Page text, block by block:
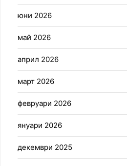
юни 2026
май 2026
април 2026
март 2026
февруари 2026
януари 2026
декември 2025